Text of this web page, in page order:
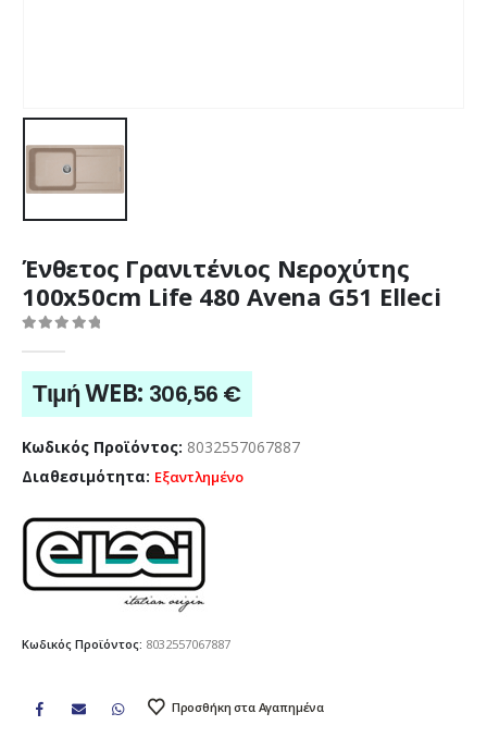
Ένθετος Γρανιτένιος Νεροχύτης
100x50cm Life 480 Avena G51 Elleci
Τιμή WEB: 306,56 €
Κωδικός Προϊόντος: 8032557067887
Διαθεσιμότητα: Εξαντλημένο
Κωδικός Προϊόντος: 8032557067887
Προσθήκη στα Αγαπημένα